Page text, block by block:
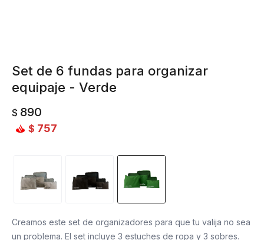
Set de 6 fundas para organizar
equipaje - Verde
$ 890
$ 757
Creamos este set de organizadores para que tu valija no sea
un problema. El set incluye 3 estuches de ropa y 3 sobres.